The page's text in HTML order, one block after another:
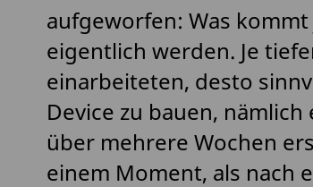
aufgeworfen: Was
eigentlich werden. Je
einarbeiteten, desto
Device zu bauen,
über mehrere Wochen
einem Moment, als nach